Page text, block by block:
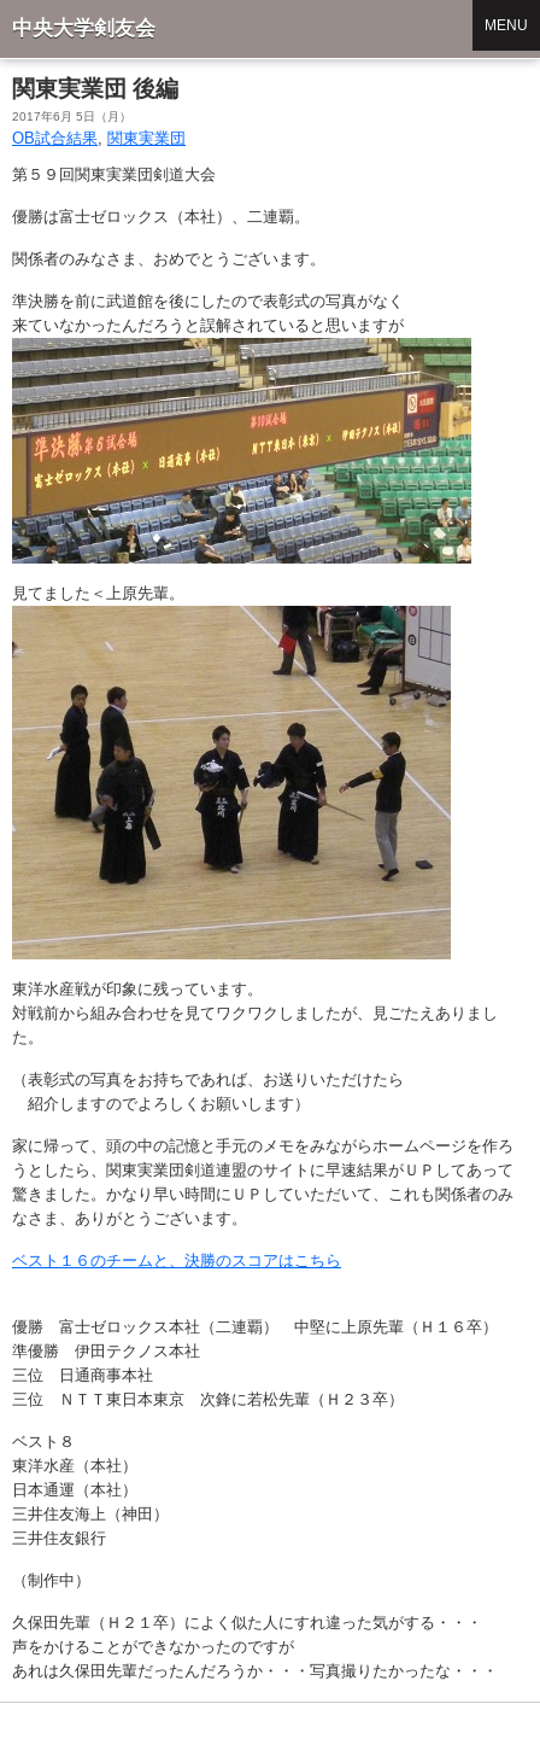
中央大学剣友会 MENU
関東実業団 後編
2017年6月 5日（月）
OB試合結果, 関東実業団
第５９回関東実業団剣道大会
優勝は富士ゼロックス（本社）、二連覇。
関係者のみなさま、おめでとうございます。
準決勝を前に武道館を後にしたので表彰式の写真がなく
来ていなかったんだろうと誤解されていると思いますが
見てました＜上原先輩。
東洋水産戦が印象に残っています。
対戦前から組み合わせを見てワクワクしましたが、見ごたえありまし
た。
（表彰式の写真をお持ちであれば、お送りいただけたら
紹介しますのでよろしくお願いします）
家に帰って、頭の中の記憶と手元のメモをみながらホームページを作ろ
うとしたら、関東実業団剣道連盟のサイトに早速結果がＵＰしてあって
驚きました。かなり早い時間にＵＰしていただいて、これも関係者のみ
なさま、ありがとうございます。
ベスト１６のチームと、決勝のスコアはこちら
優勝 富士ゼロックス本社（二連覇） 中堅に上原先輩（Ｈ１６卒）
準優勝 伊田テクノス本社
三位 日通商事本社
三位 ＮＴＴ東日本東京 次鋒に若松先輩（Ｈ２３卒）
ベスト８
東洋水産（本社）
日本通運（本社）
三井住友海上（神田）
三井住友銀行
（制作中）
久保田先輩（Ｈ２１卒）によく似た人にすれ違った気がする・・・
声をかけることができなかったのですが
あれは久保田先輩だったんだろうか・・・写真撮りたかったな・・・